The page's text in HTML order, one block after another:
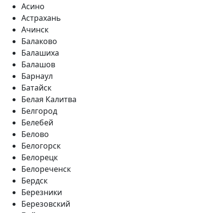
Асино
Астрахань
Ачинск
Балаково
Балашиха
Балашов
Барнаул
Батайск
Белая Калитва
Белгород
Белебей
Белово
Белогорск
Белорецк
Белореченск
Бердск
Березники
Березовский